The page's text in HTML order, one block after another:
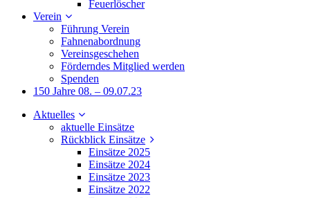
Feuerlöscher
Verein
Führung Verein
Fahnenabordnung
Vereinsgeschehen
Förderndes Mitglied werden
Spenden
150 Jahre 08. – 09.07.23
Aktuelles
aktuelle Einsätze
Rückblick Einsätze
Einsätze 2025
Einsätze 2024
Einsätze 2023
Einsätze 2022